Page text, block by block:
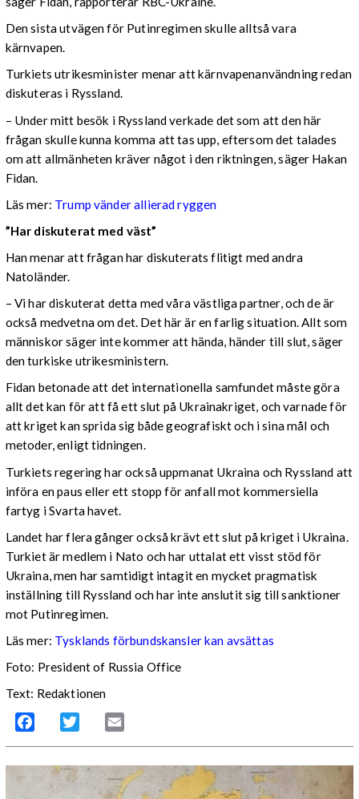
Den sista utvägen för Putinregimen skulle alltså vara
kärnvapen.
Turkiets utrikesminister menar att kärnvapenanvändning redan
diskuteras i Ryssland.
– Under mitt besök i Ryssland verkade det som att den här
frågan skulle kunna komma att tas upp, eftersom det talades
om att allmänheten kräver något i den riktningen, säger Hakan
Fidan.
Läs mer: Trump vänder allierad ryggen
”Har diskuterat med väst”
Han menar att frågan har diskuterats flitigt med andra
Natoländer.
– Vi har diskuterat detta med våra västliga partner, och de är
också medvetna om det. Det här är en farlig situation. Allt som
människor säger inte kommer att hända, händer till slut, säger
den turkiske utrikesministern.
Fidan betonade att det internationella samfundet måste göra
allt det kan för att få ett slut på Ukrainakriget, och varnade för
att kriget kan sprida sig både geografiskt och i sina mål och
metoder, enligt tidningen.
Turkiets regering har också uppmanat Ukraina och Ryssland att
införa en paus eller ett stopp för anfall mot kommersiella
fartyg i Svarta havet.
Landet har flera gånger också krävt ett slut på kriget i Ukraina.
Turkiet är medlem i Nato och har uttalat ett visst stöd för
Ukraina, men har samtidigt intagit en mycket pragmatisk
inställning till Ryssland och har inte anslutit sig till sanktioner
mot Putinregimen.
Läs mer: Tysklands förbundskansler kan avsättas
Foto: President of Russia Office
Text: Redaktionen
Facebook Twitter